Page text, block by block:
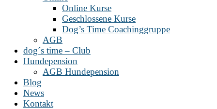
Online Kurse
Geschlossene Kurse
Dog’s Time Coachinggruppe
AGB
dog´s time – Club
Hundepension
AGB Hundepension
Blog
News
Kontakt